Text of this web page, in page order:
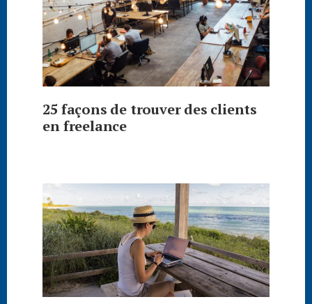
25 façons de trouver des clients
en freelance